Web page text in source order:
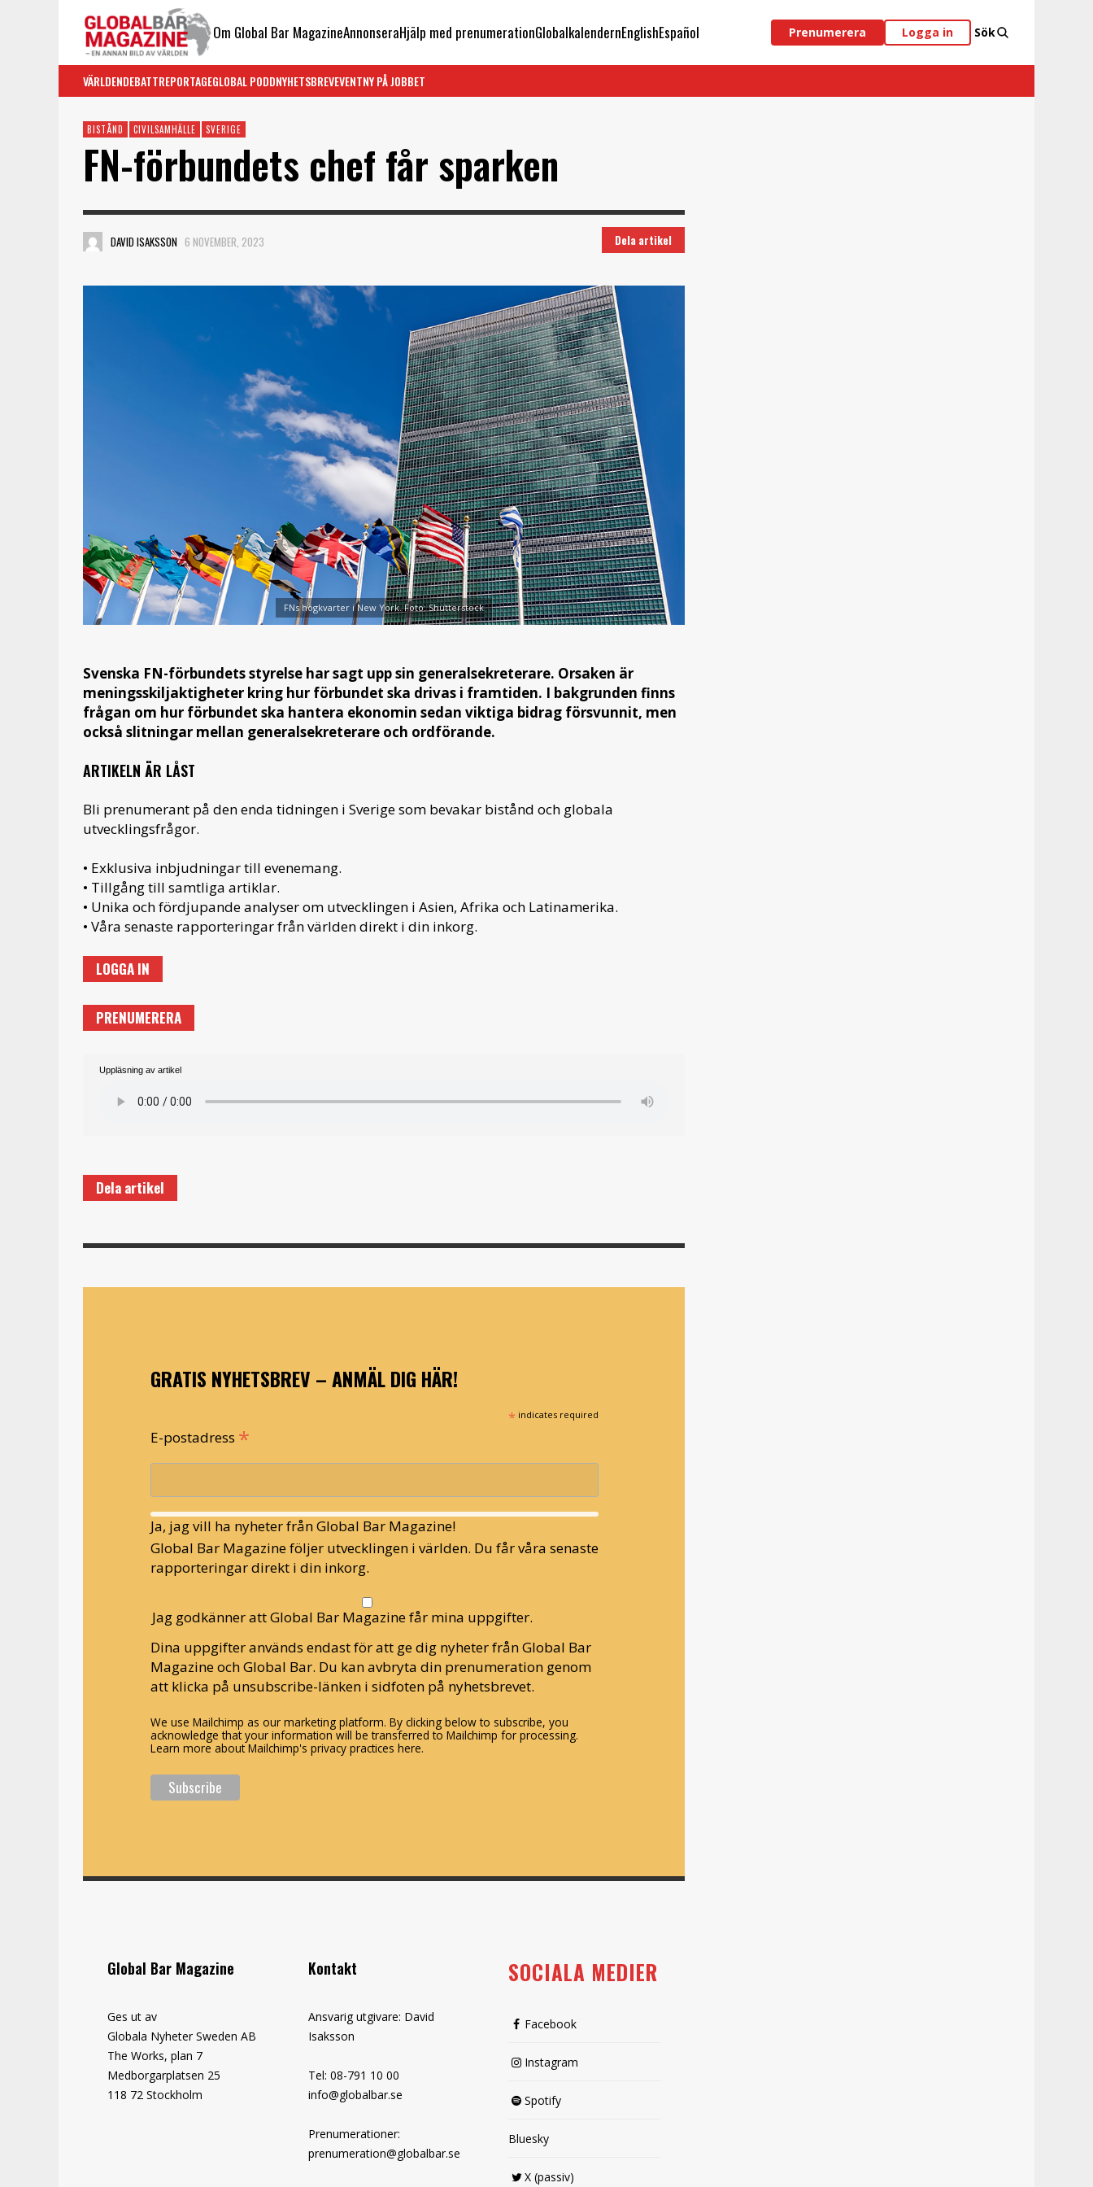
Om Global Bar MagazineAnnonseraHjälp med prenumerationGlobalkalendernEnglishEspañol Prenumerera Logga in Sök
VÄRLDENDEBATTREPORTAGEGLOBAL PODDNYHETSBREVEVENTNY PÅ JOBBET
BISTÅND CIVILSAMHÄLLE SVERIGE
FN-förbundets chef får sparken
DAVID ISAKSSON 6 NOVEMBER, 2023 Dela artikel
FNs högkvarter i New York. Foto: Shutterstock
Svenska FN-förbundets styrelse har sagt upp sin generalsekreterare. Orsaken är
meningsskiljaktigheter kring hur förbundet ska drivas i framtiden. I bakgrunden finns
frågan om hur förbundet ska hantera ekonomin sedan viktiga bidrag försvunnit, men
också slitningar mellan generalsekreterare och ordförande.
ARTIKELN ÄR LÅST
Bli prenumerant på den enda tidningen i Sverige som bevakar bistånd och globala
utvecklingsfrågor.
• Exklusiva inbjudningar till evenemang.
• Tillgång till samtliga artiklar.
• Unika och fördjupande analyser om utvecklingen i Asien, Afrika och Latinamerika.
• Våra senaste rapporteringar från världen direkt i din inkorg.
LOGGA IN
PRENUMERERA
Uppläsning av artikel
Dela artikel
GRATIS NYHETSBREV – ANMÄL DIG HÄR!
* indicates required
E-postadress *
Ja, jag vill ha nyheter från Global Bar Magazine!
Global Bar Magazine följer utvecklingen i världen. Du får våra senaste
rapporteringar direkt i din inkorg.
Jag godkänner att Global Bar Magazine får mina uppgifter.
Dina uppgifter används endast för att ge dig nyheter från Global Bar
Magazine och Global Bar. Du kan avbryta din prenumeration genom
att klicka på unsubscribe-länken i sidfoten på nyhetsbrevet.
We use Mailchimp as our marketing platform. By clicking below to subscribe, you
acknowledge that your information will be transferred to Mailchimp for processing.
Learn more about Mailchimp's privacy practices here.
Global Bar Magazine
Ges ut av
Globala Nyheter Sweden AB
The Works, plan 7
Medborgarplatsen 25
118 72 Stockholm
Kontakt
Ansvarig utgivare: David
Isaksson
Tel: 08-791 10 00
info@globalbar.se
Prenumerationer:
prenumeration@globalbar.se
SOCIALA MEDIER
Facebook
Instagram
Spotify
Bluesky
X (passiv)